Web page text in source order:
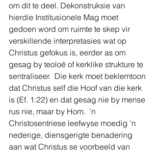
om dit te deel. Dekonstruksie van
hierdie Institusionele Mag moet
gedoen word om ruimte te skep vir
verskillende interpretasies wat op
Christus gefokus is, eerder as om
gesag by teoloë of kerklike strukture te
sentraliseer.  Die kerk moet beklemtoon
dat Christus self die Hoof van die kerk
is (Ef. 1:22) en dat gesag nie by mense
rus nie, maar by Hom.  'n
Christosentriese leefwyse moedig 'n
nederige, diensgerigte benadering
aan wat Christus se voorbeeld van